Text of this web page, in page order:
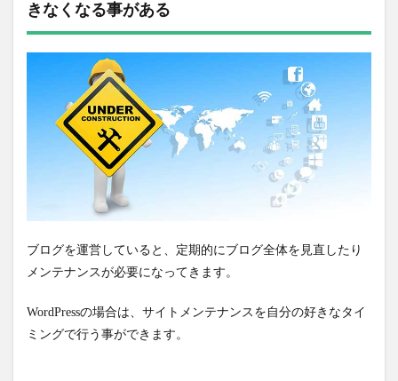
きなくなる事がある
ブログを運営していると、定期的にブログ全体を見直したり
メンテナンスが必要になってきます。
WordPressの場合は、サイトメンテナンスを自分の好きなタイ
ミングで行う事ができます。